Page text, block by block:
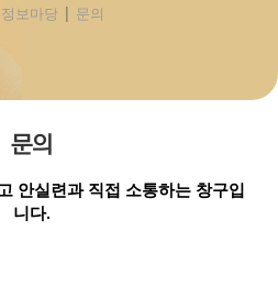
정보마당 | 문의
문의
안실련과 직접 소통하는 창구입
니다.